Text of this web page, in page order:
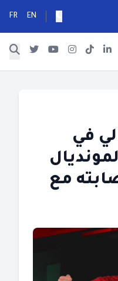
EN
FR
في
مع